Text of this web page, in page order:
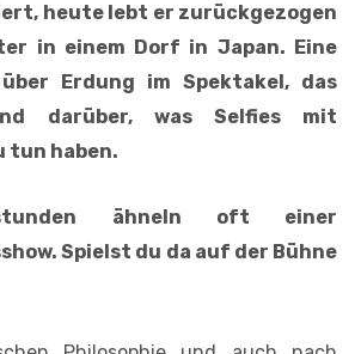
heute lebt er zurückgezogen
in einem Dorf in Japan. Eine
Erdung im Spektakel, das
darüber, was Selfies mit
tun haben.
ähneln oft einer
Spielst du da auf der Bühne